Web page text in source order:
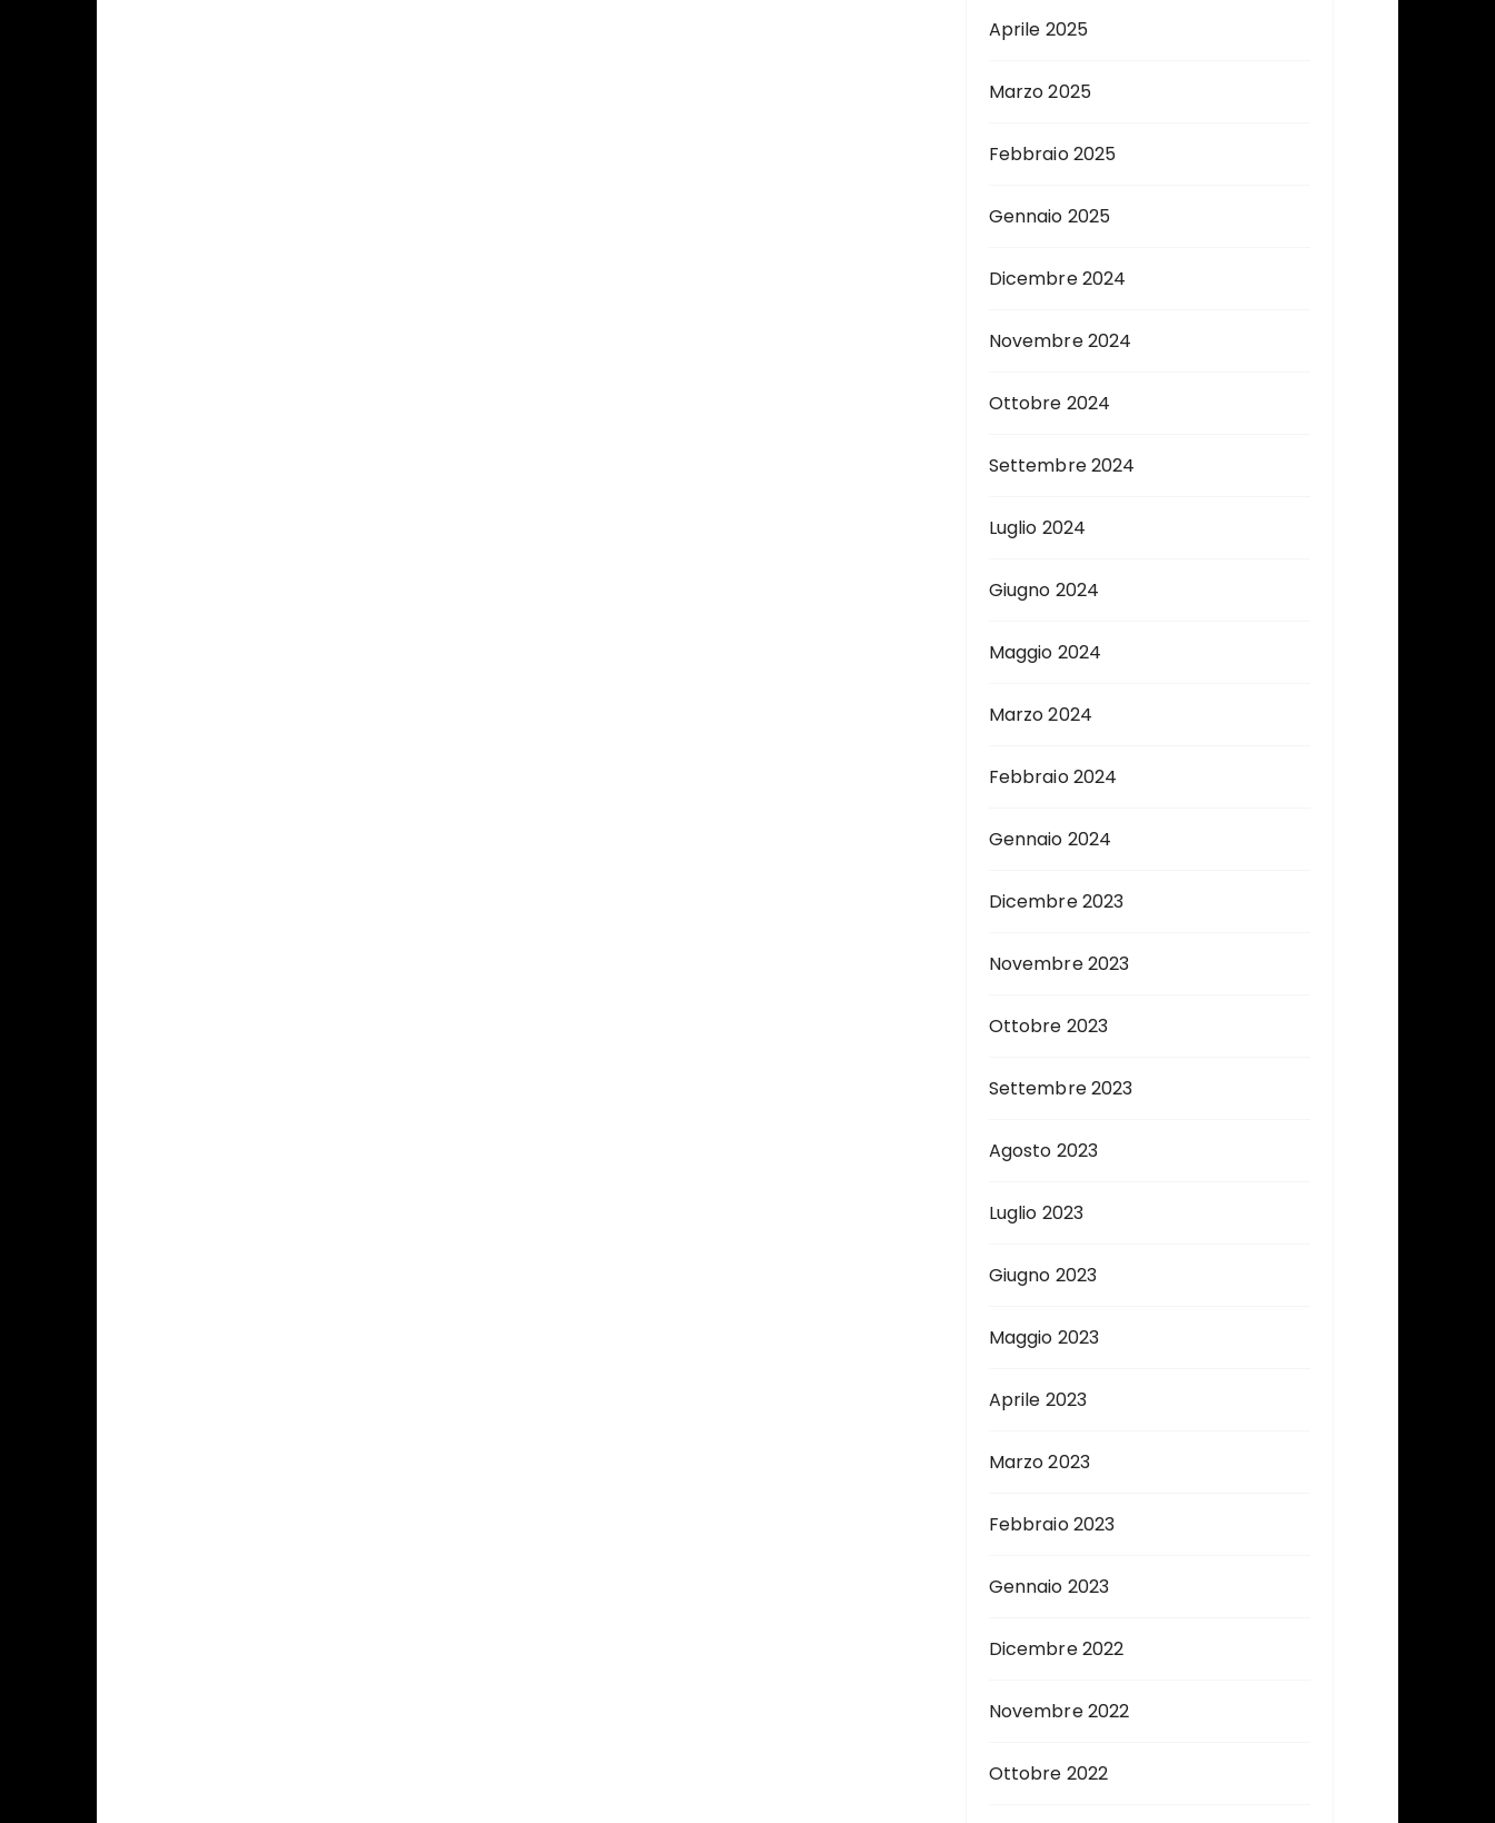
Aprile 2025
Marzo 2025
Febbraio 2025
Gennaio 2025
Dicembre 2024
Novembre 2024
Ottobre 2024
Settembre 2024
Luglio 2024
Giugno 2024
Maggio 2024
Marzo 2024
Febbraio 2024
Gennaio 2024
Dicembre 2023
Novembre 2023
Ottobre 2023
Settembre 2023
Agosto 2023
Luglio 2023
Giugno 2023
Maggio 2023
Aprile 2023
Marzo 2023
Febbraio 2023
Gennaio 2023
Dicembre 2022
Novembre 2022
Ottobre 2022